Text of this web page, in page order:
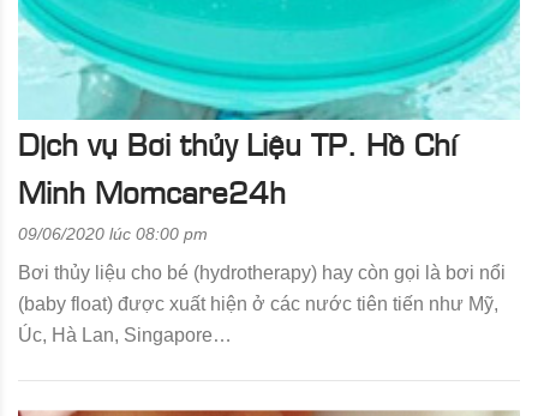
Dịch vụ Bơi thủy Liệu TP. Hồ Chí
Minh Momcare24h
09/06/2020 lúc 08:00 pm
Bơi thủy liệu cho bé (hydrotherapy) hay còn gọi là bơi nổi
(baby float) được xuất hiện ở các nước tiên tiến như Mỹ,
Úc, Hà Lan, Singapore…